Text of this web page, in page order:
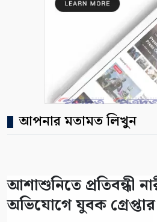
আপনার মতামত লিখুন
আশাশুনিতে প্রতিবন্ধী
অভিযোগে যুবক গ্রেপ্তার